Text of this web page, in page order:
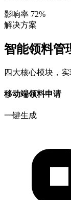
影响率 72%
解决方案
智能领料管
四大核心模块，
移动端领料申请
一键生成